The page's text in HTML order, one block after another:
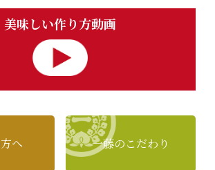
美味しい作り方動画
へ 一藤のこだわり